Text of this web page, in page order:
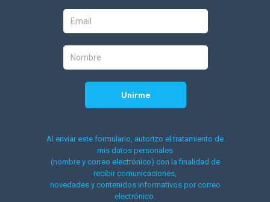
Al enviar este formulario, autorizo el tratamiento de
mis datos personales
(nombre y correo electrónico) con la finalidad de
recibir comunicaciones,
novedades y contenidos informativos por correo
electrónico.